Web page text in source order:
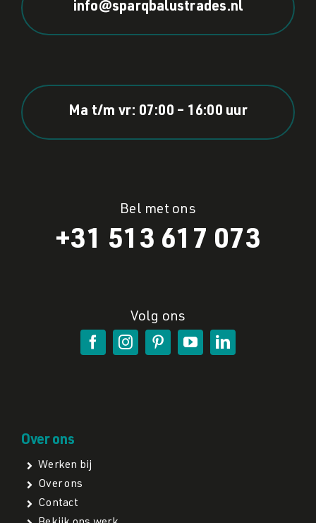
info@sparqbalustrades.nl
Ma t/m vr: 07:00 – 16:00 uur
Bel met ons
+31 513 617 073
Volg ons
Over ons
Werken bij
Over ons
Contact